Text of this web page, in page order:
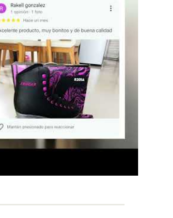
marca
para Patines?
que no cabe bien en mochilas
las ruedas presionan la
para patines tiene la forma y los
descansen en su posición
el transporte.
aerolínea. Consulta las medidas